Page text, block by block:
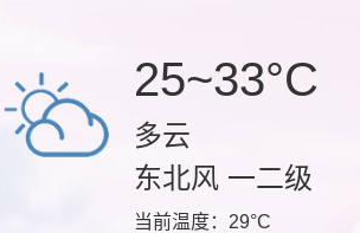
25~33°C
多云
东北风 一二级
当前温度：29°C